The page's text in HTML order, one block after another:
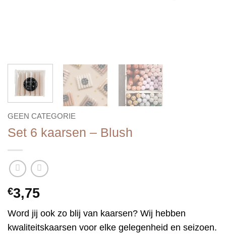
GEEN CATEGORIE
Set 6 kaarsen – Blush
€3,75
Word jij ook zo blij van kaarsen? Wij hebben
kwaliteitskaarsen voor elke gelegenheid en seizoen.